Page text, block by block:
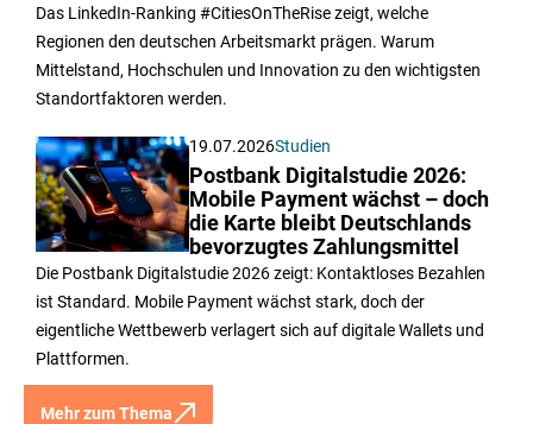
Das LinkedIn-Ranking #CitiesOnTheRise zeigt, welche
Regionen den deutschen Arbeitsmarkt prägen. Warum
Mittelstand, Hochschulen und Innovation zu den wichtigsten
Standortfaktoren werden.
19.07.2026Studien
Postbank Digitalstudie 2026:
Mobile Payment wächst – doch
die Karte bleibt Deutschlands
bevorzugtes Zahlungsmittel
Die Postbank Digitalstudie 2026 zeigt: Kontaktloses Bezahlen
ist Standard. Mobile Payment wächst stark, doch der
eigentliche Wettbewerb verlagert sich auf digitale Wallets und
Plattformen.
Mehr zum Thema